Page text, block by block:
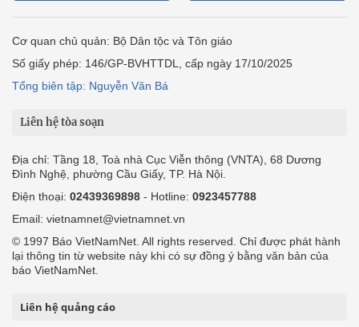
Cơ quan chủ quản: Bộ Dân tộc và Tôn giáo
Số giấy phép: 146/GP-BVHTTDL, cấp ngày 17/10/2025
Tổng biên tập: Nguyễn Văn Bá
Liên hệ tòa soạn
Địa chỉ: Tầng 18, Toà nhà Cục Viễn thông (VNTA), 68 Dương
Đình Nghệ, phường Cầu Giấy, TP. Hà Nội.
Điện thoại: 02439369898 - Hotline: 0923457788
Email: vietnamnet@vietnamnet.vn
© 1997 Báo VietNamNet. All rights reserved. Chỉ được phát hành
lại thông tin từ website này khi có sự đồng ý bằng văn bản của
báo VietNamNet.
Liên hệ quảng cáo